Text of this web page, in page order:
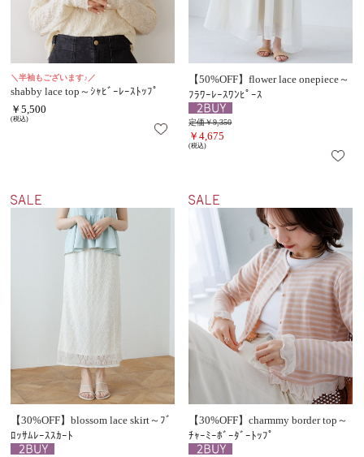
＼半袖もございます♪／
shabby lace top～ｼｬﾋﾞｰﾚｰｽﾄｯﾌﾟ
￥5,500
(税込)
【50%OFF】flower lace onepiece～
ﾌﾗﾜｰﾚｰｽﾜﾝﾋﾟｰｽ
定価￥9,350
￥4,675
(税込)
【30%OFF】blossom lace skirt～ﾌﾞ
ﾛｯｻﾑﾚｰｽｽｶｰﾄ
【30%OFF】charmmy border top～
ﾁｬｰﾐｰﾎﾞｰﾀﾞｰﾄｯﾌﾟ